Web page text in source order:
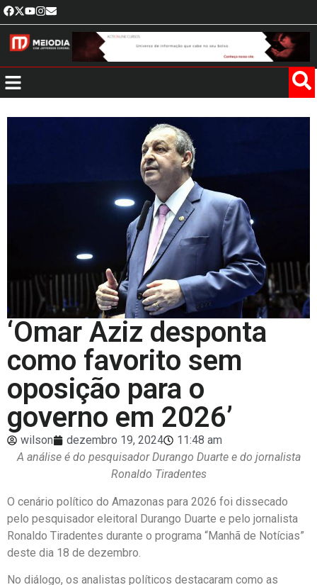
‘Omar Aziz desponta
como favorito sem
oposição para o
governo em 2026’
wilson dezembro 19, 2024
11:48 am
A análise é do pesquisador Durango Duarte e do jornalista
Ronaldo Tiradentes
O cenário político do Amazonas para 2026 foi dissecado
pelo pesquisador eleitoral Durango Duarte e pelo jornalista
Ronaldo Tiradentes durante o programa “Manhã de Notícias”
deste dia 18 de dezembro.
No diálogo, os analistas políticos destacaram como as